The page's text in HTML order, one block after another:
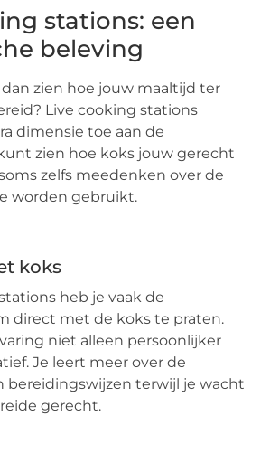
stations: een
beleving
zien hoe jouw maaltijd ter
Live cooking stations
dimensie toe aan de
zien hoe koks jouw gerecht
zelfs meedenken over de
worden gebruikt.
koks
heb je vaak de
direct met de koks te praten.
niet alleen persoonlijker
Je leert meer over de
bereidingswijzen terwijl je wacht
gerecht.